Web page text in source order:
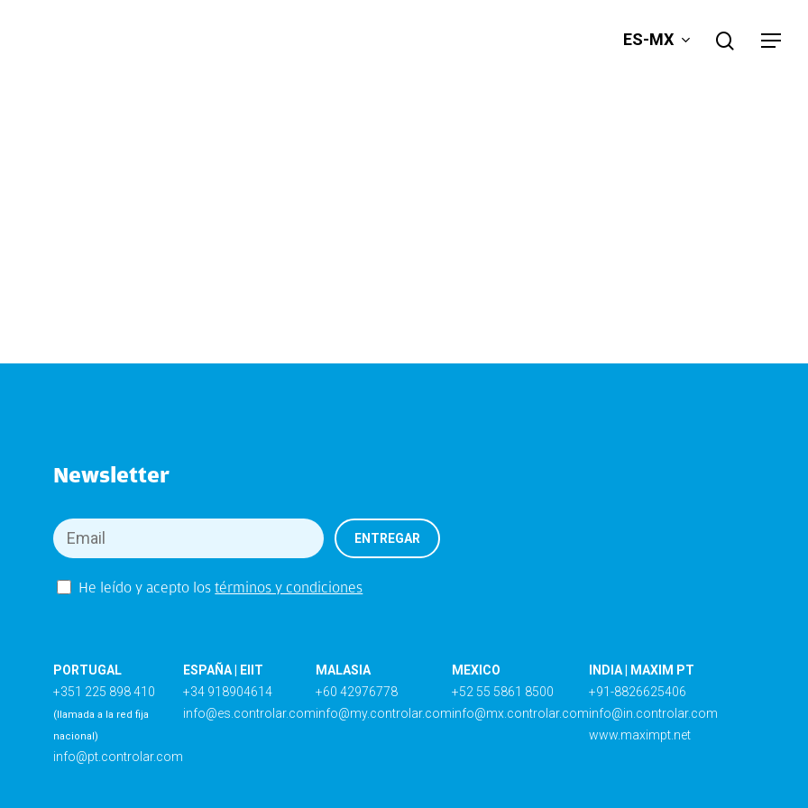
ES-MX search
Menu
Newsletter
He leído y acepto lostérminos y condiciones
PORTUGAL
+351 225 898 410
(llamada a la red fija
nacional)
info@pt.controlar.com
ESPAÑA | EIIT
+34 918904614
info@es.controlar.com
MALASIA
+60 42976778
info@my.controlar.com
MEXICO
+52 55 5861 8500
info@mx.controlar.com
INDIA | MAXIM PT
+91-8826625406
info@in.controlar.com
www.maximpt.net